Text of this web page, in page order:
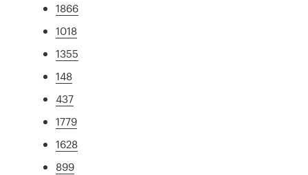
1866
1018
1355
148
437
1779
1628
899